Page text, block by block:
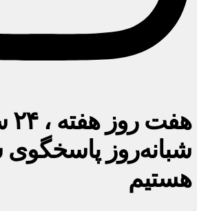
شبانه‌روز
هستیم